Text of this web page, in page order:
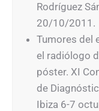
Rodríguez
20/10/2011.
Tumores del
el radiólogo
póster. XI
de
Ibiza 6-7